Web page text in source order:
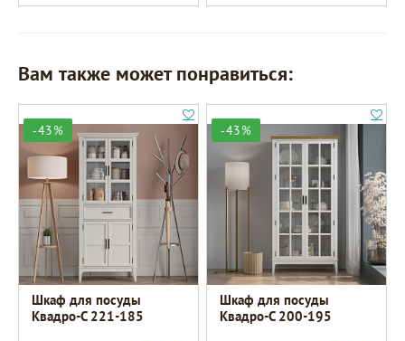
Вам также может понравиться:
-43%
Шкаф для посуды
Квадро-С 221-185
-43%
Шкаф для посуды
Квадро-С 200-195